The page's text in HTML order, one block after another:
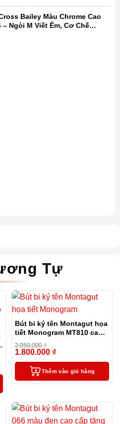
Bailey Màu Chrome Cao
– Ngòi M Viết Êm, Cơ Chế
Refill Dễ Dàng Kèm Hộp
Tự
Bút bi ký tên Montagut họa
tiết Monogram MT810 cao
cấp (màu đen)
2.050.000₫
1.800.000 ₫
Thêm vào giỏ hàng